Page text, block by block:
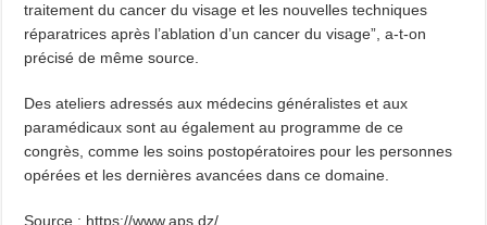
traitement du cancer du visage et les nouvelles techniques
réparatrices après l’ablation d’un cancer du visage”, a-t-on
précisé de même source.
Des ateliers adressés aux médecins généralistes et aux
paramédicaux sont au également au programme de ce
congrès, comme les soins postopératoires pour les personnes
opérées et les dernières avancées dans ce domaine.
Source : https://www.aps.dz/